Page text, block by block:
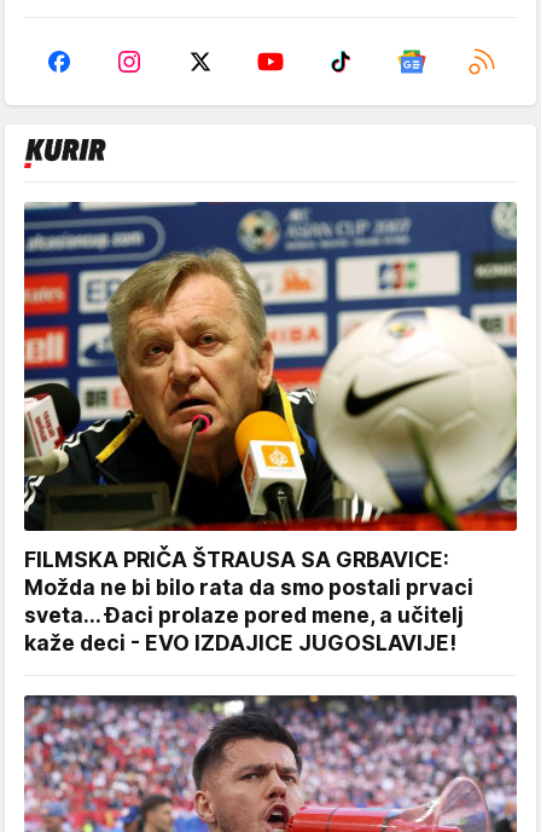
FILMSKA PRIČA ŠTRAUSA SA GRBAVICE:
Možda ne bi bilo rata da smo postali prvaci
sveta... Đaci prolaze pored mene, a učitelj
kaže deci - EVO IZDAJICE JUGOSLAVIJE!